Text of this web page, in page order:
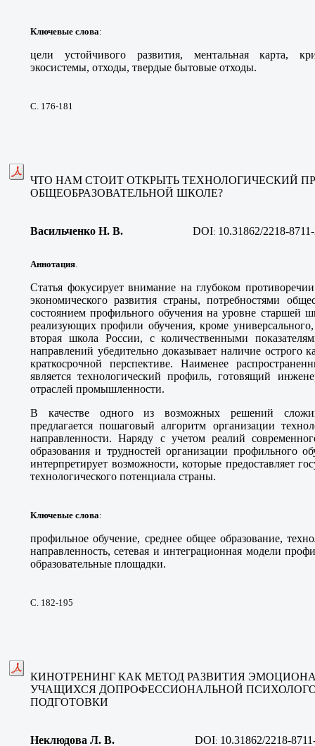
Ключевые слова:
цели устойчивого развития, ментальная карта,
экосистемы, отходы, твердые бытовые отходы.
С. 176-181
ЧТО НАМ СТОИТ ОТКРЫТЬ ТЕХНОЛОГИЧЕСКИЙ
ОБЩЕОБРАЗОВАТЕЛЬНОЙ ШКОЛЕ?
Васильченко Н. В. DOI: 10.31862/2218-
Аннотация.
Статья фокусирует внимание на глубоком
экономического развития страны, потребностями
состоянием профильного обучения на уровне старшей
реализующих профили обучения, кроме
вторая школа России, с количественными
направлений убедительно доказывает наличие острого
краткосрочной перспективе. Наименее
является технологический профиль, готовящий
отраслей промышленности.
В качестве одного из возможных решений
предлагается пошаговый алгоритм организации
направленности. Наряду с учетом реалий
образования и трудностей организации профильного
интерпретирует возможности, которые предоставляет
технологического потенциала страны.
Ключевые слова:
профильное обучение, среднее общее образование,
направленность, сетевая и интеграционная модели
образовательные площадки.
С. 182-195
КИНОТРЕНИНГ КАК МЕТОД РАЗВИТИЯ
УЧАЩИХСЯ ДОПРОФЕССИОНАЛЬНОЙ
ПОДГОТОВКИ
Неклюдова Л. В. DOI: 10.31862/2218-